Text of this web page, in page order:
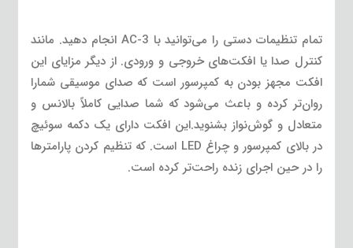
تمام تنظیمات دستی را می‌توانید با AC-3 انجام دهید. مانند
کنترل صدا یا افکت‌های خروجی و ورودی. از دیگر مزایای این
افکت مجهز بودن به کمپرسور است که صدای موسیقی شمارا
روان‌تر کرده و باعث می‌شود که شما صدایی کاملاً بالانس و
متعادل و گوش‌نواز بشنوید.این افکت دارای یک دکمه سوئیچ
در بالای کمپرسور و چراغ LED است. که تنظیم کردن پارامترها
را در حین اجرای زنده راحت‌تر کرده است.